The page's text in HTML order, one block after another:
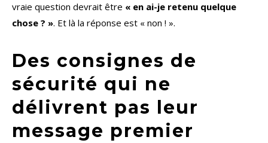
vraie question devrait être « en ai-je retenu quelque
chose ? ». Et là la réponse est « non ! ».
Des consignes de
sécurité qui ne
délivrent pas leur
message premier